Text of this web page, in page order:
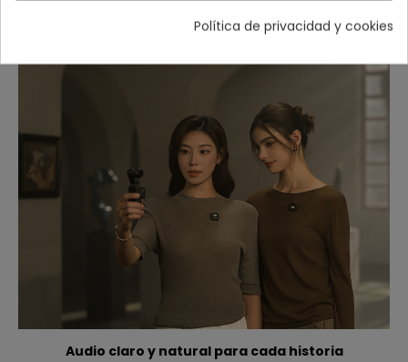
capturar escenas amplias en una sola toma.
Audio claro y natural para cada historia
Política de privacidad y cookies